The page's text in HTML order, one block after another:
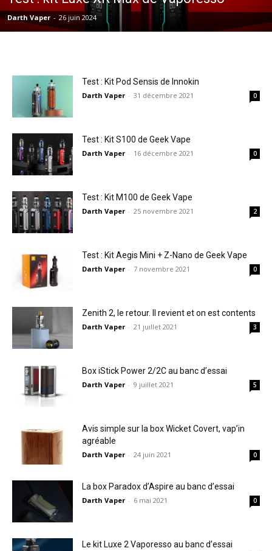
Darth Vaper - 26 juin 2024
Test : Kit Pod Sensis de Innokin
Darth Vaper - 31 décembre 2021 0
Test : Kit S100 de Geek Vape
Darth Vaper - 16 décembre 2021 0
Test : Kit M100 de Geek Vape
Darth Vaper - 25 novembre 2021 2
Test : Kit Aegis Mini + Z-Nano de Geek Vape
Darth Vaper - 7 novembre 2021 0
Zenith 2, le retour. Il revient et on est contents
Darth Vaper - 21 juillet 2021 3
Box iStick Power 2/2C au banc d’essai
Darth Vaper - 9 juillet 2021 5
Avis simple sur la box Wicket Covert, vap’in
agréable
Darth Vaper - 24 juin 2021 0
La box Paradox d’Aspire au banc d’essai
Darth Vaper - 6 mai 2021 0
Le kit Luxe 2 Vaporesso au banc d’essai